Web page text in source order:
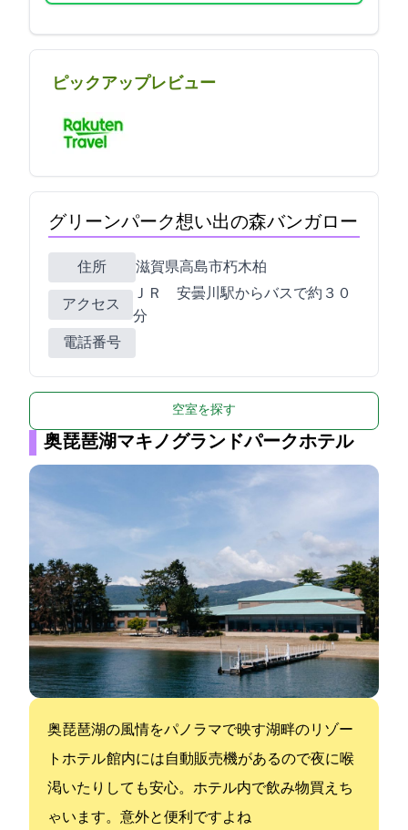
ピックアップレビュー
グリーンパーク想い出の森バンガロー
住所 滋賀県高島市朽木柏341-3
アクセス
ＪＲ 安曇川駅からバスで約３０
分
電話番号
空室を探す
奥琵琶湖マキノグランドパークホテル
奥琵琶湖の風情をパノラマで映す湖畔のリゾー
トホテル 館内には自動販売機があるので夜に喉
渇いたりしても安心。ホテル内で飲み物買えち
ゃいます。意外と便利ですよね